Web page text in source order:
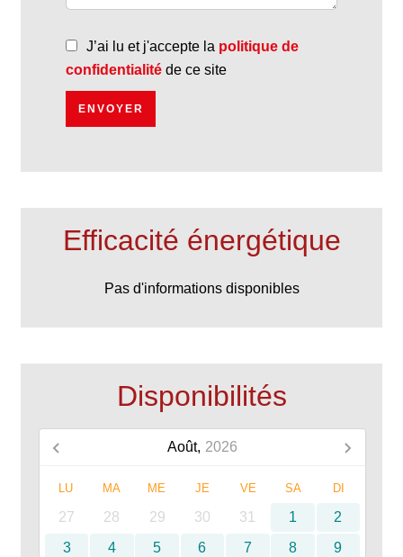
J’ai lu et j'accepte la politique de
confidentialité de ce site
ENVOYER
Efficacité énergétique
Pas d'informations disponibles
Disponibilités
Août, 2026
LU MA ME JE VE SA DI
27 28 29 30 31 1
2
3
4 5 6 7 8
9